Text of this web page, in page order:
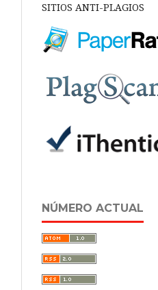
SITIOS ANTI-PLAGIOS
NÚMERO ACTUAL